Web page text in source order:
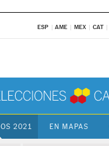
ESP AME MEX CAT
2021 EN MAPAS